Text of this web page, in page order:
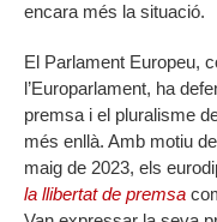
encara més la situació.
El Parlament Europeu,
l’Europarlament, ha
premsa i el pluralisme
més enllà. Amb motiu
maig de 2023, els
la llibertat de premsa